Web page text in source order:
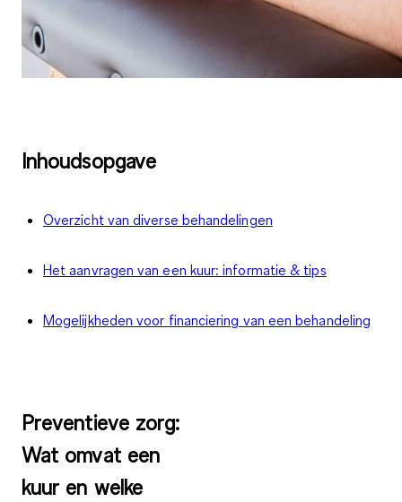
Inhoudsopgave
Overzicht van diverse behandelingen
Het aanvragen van een kuur: informatie & tips
Mogelijkheden voor financiering van een behandeling
Preventieve zorg:
Wat omvat een
kuur en welke